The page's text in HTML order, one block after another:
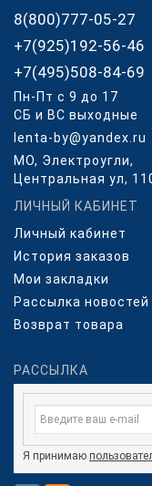
8(800)777-05-27
+7(925)192-56-46
+7(495)508-84-69
Пн-Пт с 9 до 17
СБ и ВС выходные
lenta-by@yandex.ru
МО, Электроугли,
Центральная ул,
ЛИЧНЫЙ КАБИНЕТ
Личный кабинет
История заказов
Мои закладки
Рассылка новостей
Возврат товара
РАССЫЛКА
Я принимаю